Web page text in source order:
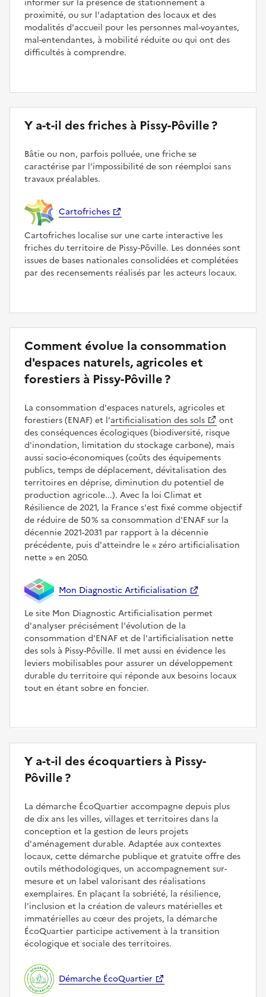
proximité, ou sur l'adaptation des locaux et des
modalités d'accueil pour les personnes mal-voyantes,
mal-entendantes, à mobilité réduite ou qui ont des
difficultés à comprendre.
Y a-t-il des friches à Pissy-Pôville ?
Bâtie ou non, parfois polluée, une friche se
caractérise par l'impossibilité de son réemploi sans
travaux préalables.
Cartofriches
Cartofriches localise sur une carte interactive les
friches du territoire de Pissy-Pôville. Les données sont
issues de bases nationales consolidées et complétées
par des recensements réalisés par les acteurs locaux.
Comment évolue la consommation
d'espaces naturels, agricoles et
forestiers à Pissy-Pôville ?
La consommation d'espaces naturels, agricoles et
forestiers (ENAF) et l’artificialisation des sols
ont
des conséquences écologiques (biodiversité, risque
d'inondation, limitation du stockage carbone), mais
aussi socio-économiques (coûts des équipements
publics, temps de déplacement, dévitalisation des
territoires en déprise, diminution du potentiel de
production agricole...). Avec la loi Climat et
Résilience de 2021, la France s'est fixé comme objectif
de réduire de 50 % sa consommation d'ENAF sur la
décennie 2021-2031 par rapport à la décennie
précédente, puis d'atteindre le
zéro artificialisation
nette
en 2050.
Mon Diagnostic Artificialisation
Le site Mon Diagnostic Artificialisation permet
d'analyser précisément l'évolution de la
consommation d'ENAF et de l'artificialisation nette
des sols à Pissy-Pôville. Il met aussi en évidence les
leviers mobilisables pour assurer un développement
durable du territoire qui réponde aux besoins locaux
tout en étant sobre en foncier.
Y a-t-il des écoquartiers à Pissy-
Pôville ?
La démarche ÉcoQuartier accompagne depuis plus
de dix ans les villes, villages et territoires dans la
conception et la gestion de leurs projets
d'aménagement durable. Adaptée aux contextes
locaux, cette démarche publique et gratuite offre des
outils méthodologiques, un accompagnement sur-
mesure et un label valorisant des réalisations
exemplaires. En plaçant la sobriété, la résilience,
l'inclusion et la création de valeurs matérielles et
immatérielles au cœur des projets, la démarche
ÉcoQuartier participe activement à la transition
écologique et sociale des territoires.
Démarche ÉcoQuartier